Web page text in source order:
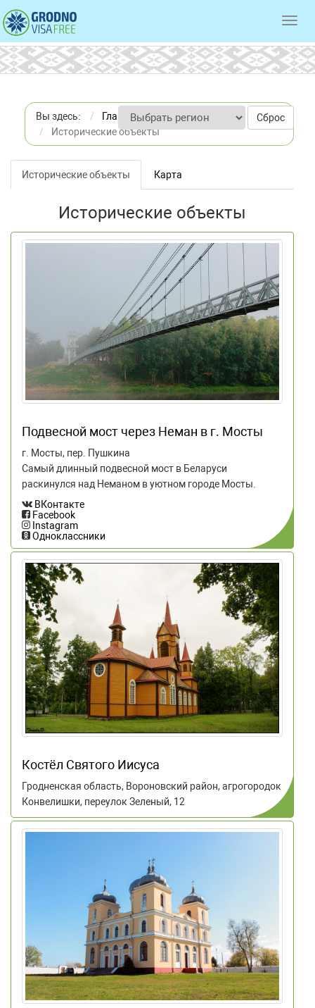
Вы здесь:
Главная
Исторические объекты
Сброс
Исторические объекты Карта
Исторические объекты
Подвесной мост через Неман в г. Мосты
г. Мосты, пер. Пушкина
Самый длинный подвесной мост в Беларуси
раскинулся над Неманом в уютном городе Мосты.
ВКонтакте
Facebook
Instagram
Одноклассники
Костёл Святого Иисуса
Гродненская область, Вороновский район, агрогородок
Конвелишки, переулок Зеленый, 12